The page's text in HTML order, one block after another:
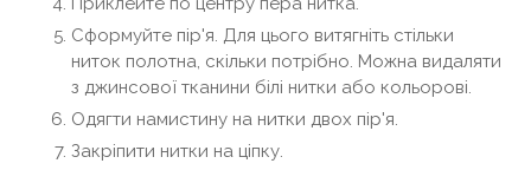
Сформуйте пір'я. Для цього витягніть стільки
ниток полотна, скільки потрібно. Можна видаляти
з джинсової тканини білі нитки або кольорові.
Одягти намистину на нитки двох пір'я.
Закріпити нитки на ціпку.